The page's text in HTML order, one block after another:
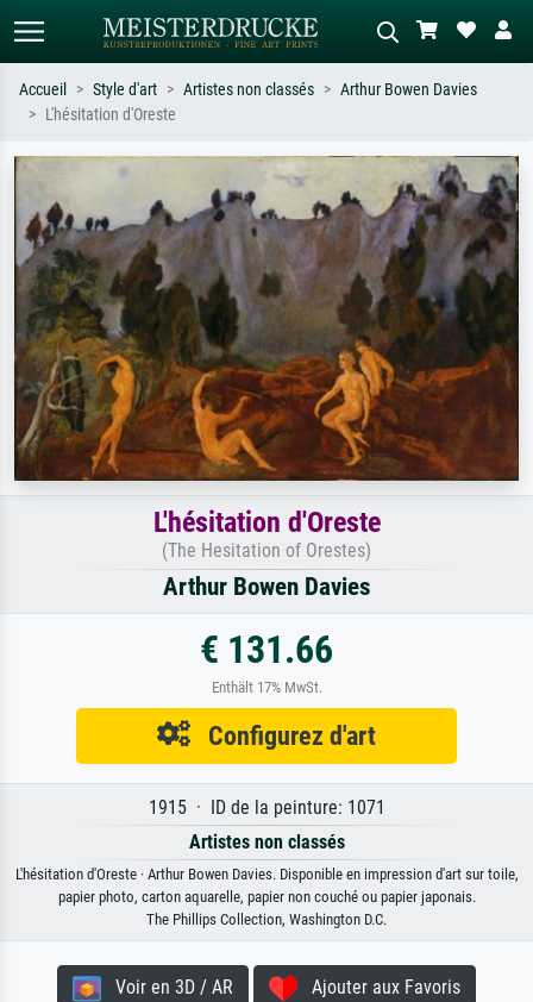
Recherchez par artiste, titre ou style –
ex. Monet, Nuit étoilée,
impressionnisme, vague de Hokusai,
nu.
Décrivez la scène – ex. prairie verte,
abstrait avec beaucoup de rouge,
tableau sombre, nu debout près d'un
arbre.
Accueil Style d'art Artistes non classés
Arthur Bowen Davies
L'hésitation d'Oreste
L'hésitation d'Oreste
(The Hesitation of Orestes)
Arthur Bowen Davies
€ 131.66
Enthält 17% MwSt.
Configurez d'art
1915 · ID de la peinture: 1071
Artistes non classés
L'hésitation d'Oreste · Arthur Bowen Davies. Disponible en impression d'art sur toile,
papier photo, carton aquarelle, papier non couché ou papier japonais.
The Phillips Collection, Washington D.C.
Voir en 3D / AR Ajouter aux Favoris